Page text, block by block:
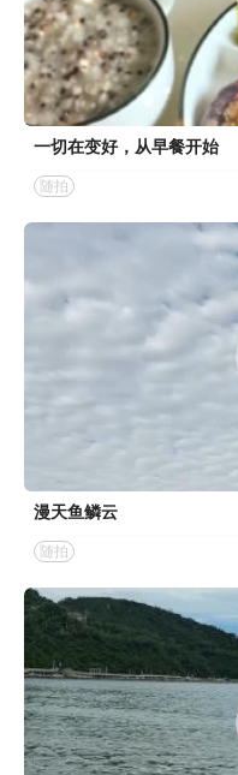
一切在变好，从早餐开始
随拍
漫天鱼鳞云
随拍